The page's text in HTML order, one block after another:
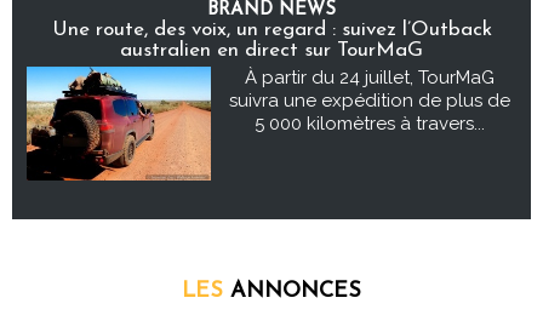
BRAND NEWS
Une route, des voix, un regard : suivez l’Outback
australien en direct sur TourMaG
À partir du 24 juillet, TourMaG
suivra une expédition de plus de
5 000 kilomètres à travers...
LES ANNONCES